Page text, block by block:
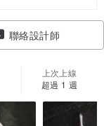
聯絡設計師
上次上線
超過 1 週